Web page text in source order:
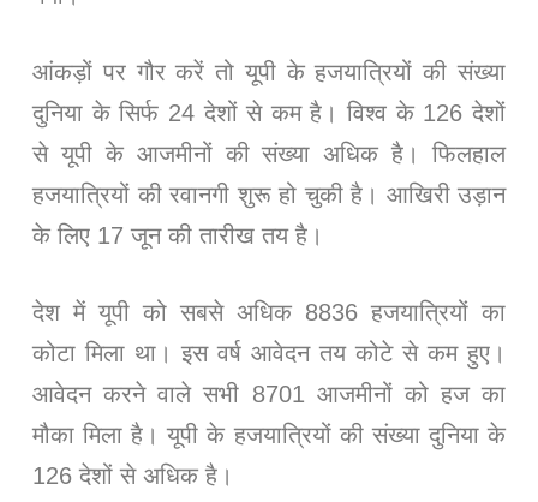
आंकड़ों पर गौर करें तो यूपी के हजयात्रियों की संख्या
दुनिया के सिर्फ 24 देशों से कम है। विश्व के 126 देशों
से यूपी के आजमीनों की संख्या अधिक है। फिलहाल
हजयात्रियों की रवानगी शुरू हो चुकी है। आखिरी उड़ान
के लिए 17 जून की तारीख तय है।
देश में यूपी को सबसे अधिक 8836 हजयात्रियों का
कोटा मिला था। इस वर्ष आवेदन तय कोटे से कम हुए।
आवेदन करने वाले सभी 8701 आजमीनों को हज का
मौका मिला है। यूपी के हजयात्रियों की संख्या दुनिया के
126 देशों से अधिक है।